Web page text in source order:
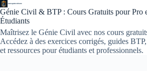
Passer
au
contenu
Génie Civil & BTP : Cours Gratuits pour Pro
Étudiants
Maîtrisez le Génie Civil avec nos cours
Accédez à des exercices corrigés, guides
et ressources pour étudiants et professionnels.